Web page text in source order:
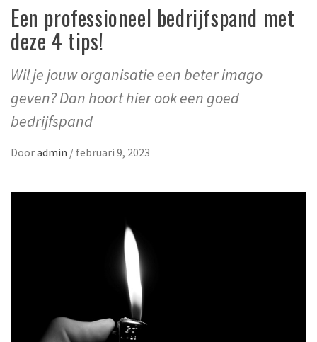
Een professioneel bedrijfspand met
deze 4 tips!
Wil je jouw organisatie een beter imago
geven? Dan hoort hier ook een goed
bedrijfspand
Dooradmin / februari 9, 2023